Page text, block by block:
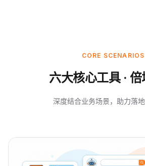
CORE SCENARIOS
六大核心工具 ·
深度结合业务场景，助力落